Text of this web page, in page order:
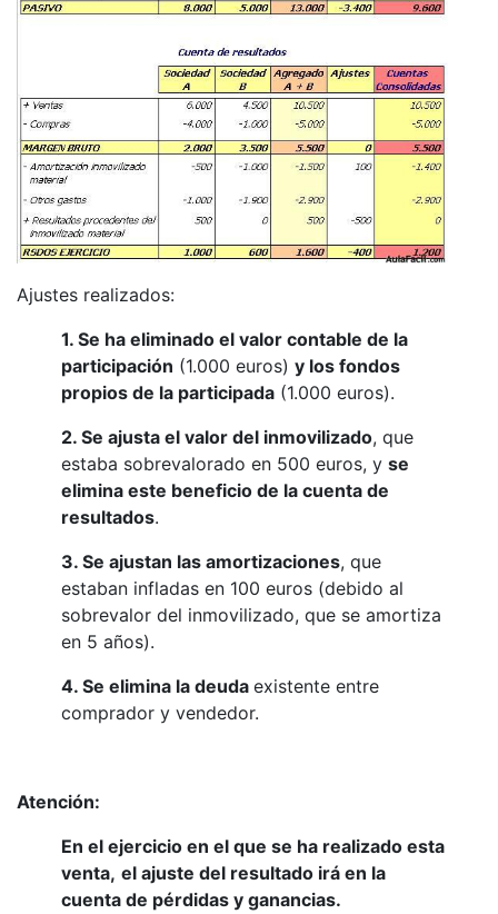
Ajustes realizados:
1. Se ha eliminado el valor contable de la
participación (1.000 euros) y los fondos
propios de la participada (1.000 euros).
2. Se ajusta el valor del inmovilizado, que
estaba sobrevalorado en 500 euros, y se
elimina este beneficio de la cuenta de
resultados.
3. Se ajustan las amortizaciones, que
estaban infladas en 100 euros (debido al
sobrevalor del inmovilizado, que se amortiza
en 5 años).
4. Se elimina la deuda existente entre
comprador y vendedor.
Atención:
En el ejercicio en el que se ha realizado esta
venta, el ajuste del resultado irá en la
cuenta de pérdidas y ganancias.